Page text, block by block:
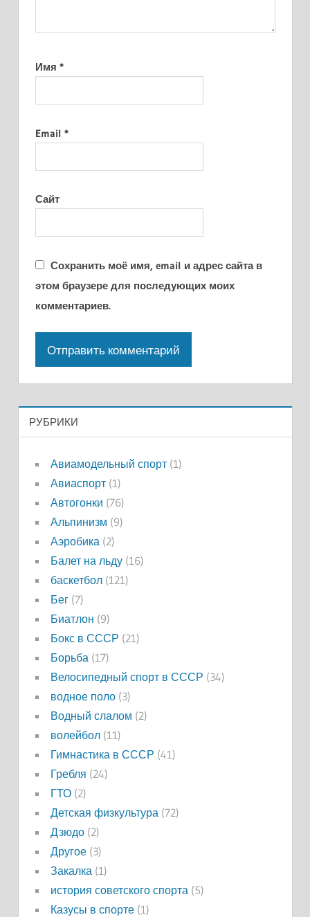
Имя *
Email *
Сайт
Сохранить моё имя, email и адрес сайта в
этом браузере для последующих моих
комментариев.
РУБРИКИ
Авиамодельный спорт(1)
Авиаспорт(1)
Автогонки (76)
Альпинизм (9)
Аэробика (2)
Балет на льду(16)
баскетбол(121)
Бег(7)
Биатлон (9)
Бокс в СССР (21)
Борьба (17)
Велосипедный спорт в СССР (34)
водное поло(3)
Водный слалом (2)
волейбол(11)
Гимнастика в СССР (41)
Гребля (24)
ГТО(2)
Детская физкультура (72)
Дзюдо(2)
Другое(3)
Закалка (1)
история советского спорта (5)
Казусы в спорте(1)